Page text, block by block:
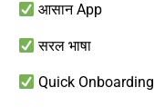
आसान App
सरल भाषा
Quick Onboarding